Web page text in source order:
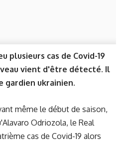
plusieurs cas de Covid-19
vient d'être détecté. Il
gardien ukrainien.
même le début de saison,
Odriozola, le Real
cas de Covid-19 alors